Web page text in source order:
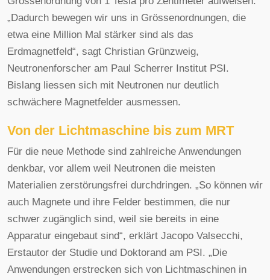
„Dadurch bewegen wir uns in Grössenordnungen, die
etwa eine Million Mal stärker sind als das
Erdmagnetfeld“, sagt Christian Grünzweig,
Neutronenforscher am Paul Scherrer Institut PSI.
Bislang liessen sich mit Neutronen nur deutlich
schwächere Magnetfelder ausmessen.
Von der Lichtmaschine bis zum MRT
Für die neue Methode sind zahlreiche Anwendungen
denkbar, vor allem weil Neutronen die meisten
Materialien zerstörungsfrei durchdringen. „So können wir
auch Magnete und ihre Felder bestimmen, die nur
schwer zugänglich sind, weil sie bereits in eine
Apparatur eingebaut sind“, erklärt Jacopo Valsecchi,
Erstautor der Studie und Doktorand am PSI. „Die
Anwendungen erstrecken sich von Lichtmaschinen in